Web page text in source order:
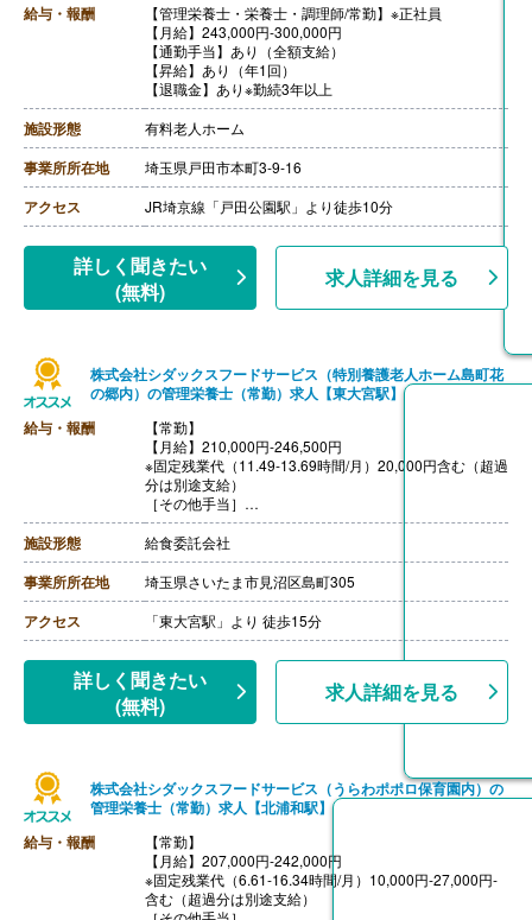
給与・報酬
【管理栄養士・栄養士・調理師/常勤】※正社員
【月給】243,000円-300,000円
【通勤手当】あり（全額支給）
【昇給】あり（年1回）
【退職金】あり※勤続3年以上
施設形態 有料老人ホーム
事業所所在地 埼玉県戸田市本町3-9-16
アクセス JR埼京線「戸田公園駅」より徒歩10分
詳しく聞きたい
(無料)
求人詳細を見る
株式会社シダックスフードサービス（特別養護老人ホーム島町花
の郷内）の管理栄養士（常勤）求人【東大宮駅】
給与・報酬
【常勤】
【月給】210,000円-246,500円
※固定残業代（11.49-13.69時間/月）20,000円含む（超過
分は別途支給）
［その他手当］
・時間外勤務手当
・休日勤務手当
・深夜勤務手当（22:00-翌05:00）
・休業手当
【賞与】なし
【通勤手当】あり（上限なし）※片道2km以上
【昇給】あり（年1回）
施設形態 給食委託会社
事業所所在地 埼玉県さいたま市見沼区島町305
アクセス 「東大宮駅」より 徒歩15分
詳しく聞きたい
(無料)
求人詳細を見る
株式会社シダックスフードサービス（うらわポポロ保育園内）の
管理栄養士（常勤）求人【北浦和駅】
給与・報酬
【常勤】
【月給】207,000円-242,000円
※固定残業代（6.61-16.34時間/月）10,000円-27,000円-
含む（超過分は別途支給）